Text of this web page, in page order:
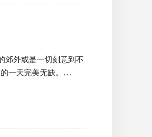
郊外或是一切刻意到不
一天完美无缺。…